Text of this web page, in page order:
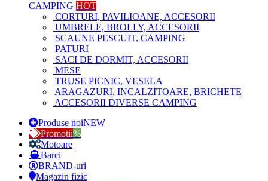
CAMPING HOT
CORTURI, PAVILIOANE, ACCESORII
UMBRELE, BROLLY, ACCESORII
SCAUNE PESCUIT, CAMPING
PATURI
SACI DE DORMIT, ACCESORII
MESE
TRUSE PICNIC, VESELA
ARAGAZURI, INCALZITOARE, BRICHETE
ACCESORII DIVERSE CAMPING
Produse noiNEW
Promotii%
Motoare
Barci
BRAND-uri
Magazin fizic